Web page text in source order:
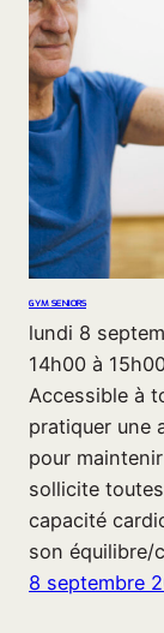
GYM SENIORS
lundi 8
14h00 à
Accessible à
pratiquer une
pour
sollicite
capacité
son équilibre/
8 septembre